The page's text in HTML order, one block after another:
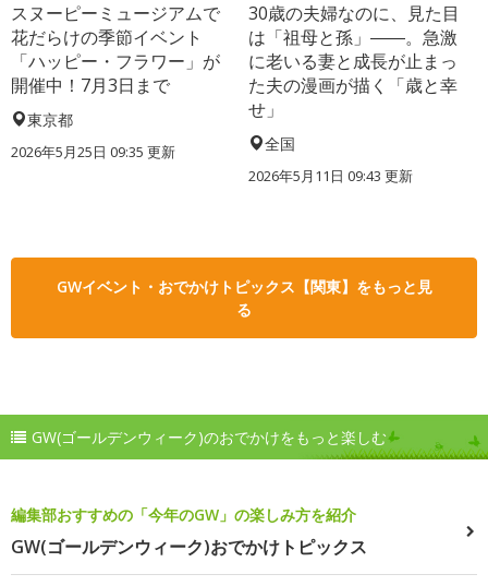
スヌーピーミュージアムで
花だらけの季節イベント
「ハッピー・フラワー」が
開催中！7月3日まで
東京都
2026年5月25日 09:35 更新
30歳の夫婦なのに、見た目
は「祖母と孫」――。急激
に老いる妻と成長が止まっ
た夫の漫画が描く「歳と幸
せ」
全国
2026年5月11日 09:43 更新
GWイベント・おでかけトピックス【関東】をもっと見
る
GW(ゴールデンウィーク)のおでかけをもっと楽しむ
編集部おすすめの「今年のGW」の楽しみ方を紹介
GW(ゴールデンウィーク)おでかけトピックス